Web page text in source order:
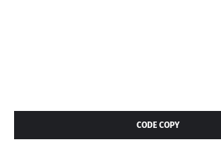
CODE COPY